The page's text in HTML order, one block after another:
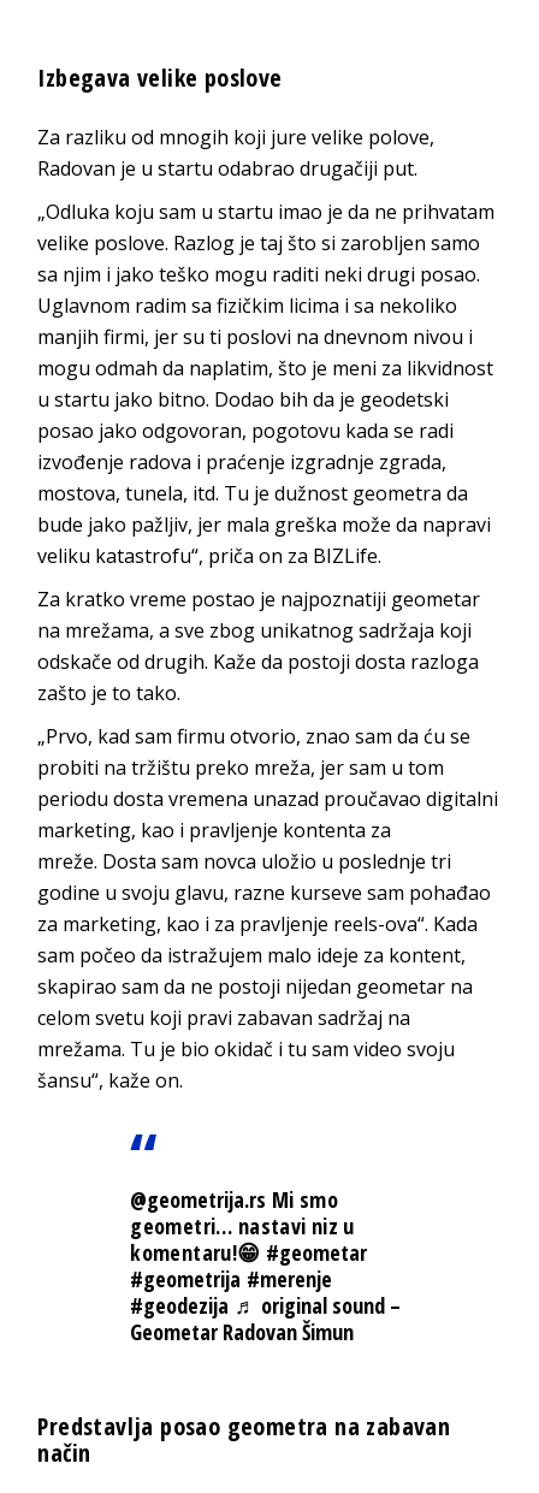
Izbegava velike poslove
Za razliku od mnogih koji jure velike polove,
Radovan je u startu odabrao drugačiji put.
„Odluka koju sam u startu imao je da ne prihvatam
velike poslove. Razlog je taj što si zarobljen samo
sa njim i jako teško mogu raditi neki drugi posao.
Uglavnom radim sa fizičkim licima i sa nekoliko
manjih firmi, jer su ti poslovi na dnevnom nivou i
mogu odmah da naplatim, što je meni za likvidnost
u startu jako bitno. Dodao bih da je geodetski
posao jako odgovoran, pogotovu kada se radi
izvođenje radova i praćenje izgradnje zgrada,
mostova, tunela, itd. Tu je dužnost geometra da
bude jako pažljiv, jer mala greška može da napravi
veliku katastrofu“, priča on za BIZLife.
Za kratko vreme postao je najpoznatiji geometar
na mrežama, a sve zbog unikatnog sadržaja koji
odskače od drugih. Kaže da postoji dosta razloga
zašto je to tako.
„Prvo, kad sam firmu otvorio, znao sam da ću se
probiti na tržištu preko mreža, jer sam u tom
periodu dosta vremena unazad proučavao digitalni
marketing, kao i pravljenje kontenta za
mreže. Dosta sam novca uložio u poslednje tri
godine u svoju glavu, razne kurseve sam pohađao
za marketing, kao i za pravljenje reels-ova“. Kada
sam počeo da istražujem malo ideje za kontent,
skapirao sam da ne postoji nijedan geometar na
celom svetu koji pravi zabavan sadržaj na
mrežama. Tu je bio okidač i tu sam video svoju
šansu“, kaže on.
@geometrija.rs Mi smo
geometri… nastavi niz u
komentaru!😁 #geometar
#geometrija #merenje
#geodezija ♬ original sound –
Geometar Radovan Šimun
Predstavlja posao geometra na zabavan
način